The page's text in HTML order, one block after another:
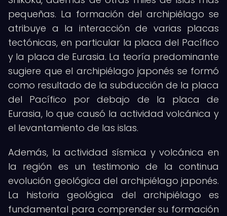
pequeñas. La formación del archipiélago se
atribuye a la interacción de varias placas
tectónicas, en particular la placa del Pacífico
y la placa de Eurasia. La teoría predominante
sugiere que el archipiélago japonés se formó
como resultado de la subducción de la placa
del Pacífico por debajo de la placa de
Eurasia, lo que causó la actividad volcánica y
el levantamiento de las islas.
Además, la actividad sísmica y volcánica en
la región es un testimonio de la continua
evolución geológica del archipiélago japonés.
La historia geológica del archipiélago es
fundamental para comprender su formación